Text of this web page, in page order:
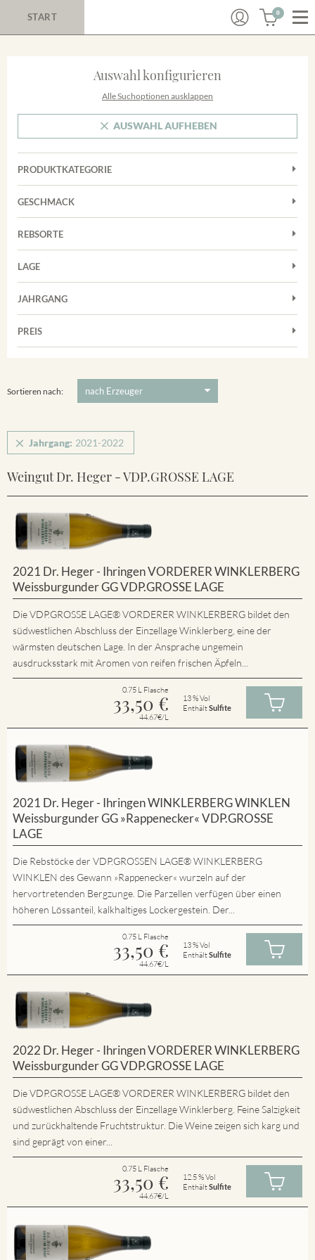
START 0
Auswahl konfigurieren
Alle Suchoptionen ausklappen
AUSWAHL AUFHEBEN
PRODUKTKATEGORIE
Cuvées
Rosé
Weißwein
GESCHMACK
Trocken
REBSORTE
Chardonnay
Grauburgunder
Riesling
LAGE
Achkarrer Schlossberg
Vorderer Winklerberg
Winklerberg Hinter Winklen
JAHRGANG
PREIS
Sortieren nach:
Jahrgang: 2021-2022
Weingut Dr. Heger - VDP.GROSSE LAGE
2021 Dr. Heger - Ihringen VORDERER WINKLERBERG
Weissburgunder GG VDP.GROSSE LAGE
Die VDP.GROSSE LAGE® VORDERER WINKLERBERG bildet den
südwestlichen Abschluss der Einzellage Winklerberg, eine der
wärmsten deutschen Lage. In der Ansprache ungemein
ausdrucksstark mit Aromen von reifen frischen Äpfeln...
0.75 L Flasche
33,50 €
44.67€/L
13 % Vol
EnthältSulfite
2021 Dr. Heger - Ihringen WINKLERBERG WINKLEN
Weissburgunder GG »Rappenecker« VDP.GROSSE
LAGE
Die Rebstöcke der VDP.GROSSEN LAGE® WINKLERBERG
WINKLEN des Gewann »Rappenecker« wurzeln auf der
hervortretenden Bergzunge. Die Parzellen verfügen über einen
höheren Lössanteil, kalkhaltiges Lockergestein. Der...
0.75 L Flasche
33,50 €
44.67€/L
13 % Vol
EnthältSulfite
2022 Dr. Heger - Ihringen VORDERER WINKLERBERG
Weissburgunder GG VDP.GROSSE LAGE
Die VDP.GROSSE LAGE® VORDERER WINKLERBERG bildet den
südwestlichen Abschluss der Einzellage Winklerberg. Feine Salzigkeit
und zurückhaltende Fruchtstruktur. Die Weine zeigen sich karg und
sind geprägt von einer...
0.75 L Flasche
33,50 €
44.67€/L
12.5 % Vol
EnthältSulfite